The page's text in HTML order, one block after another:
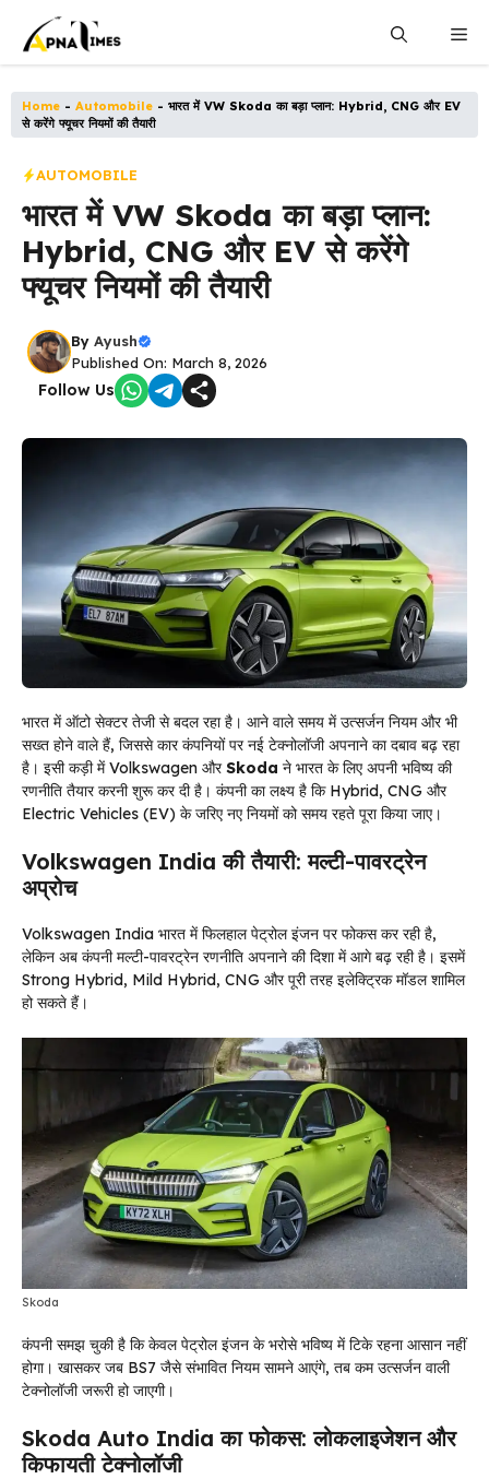
content
Home - Automobile - भारत में VW Skoda का बड़ा प्लान: Hybrid, CNG और EV
से करेंगे फ्यूचर नियमों की तैयारी
AUTOMOBILE
भारत में VW Skoda का बड़ा प्लान:
Hybrid, CNG और EV से करेंगे
फ्यूचर नियमों की तैयारी
By Ayush
Published On: March 8, 2026
Follow Us
भारत में ऑटो सेक्टर तेजी से बदल रहा है। आने वाले समय में उत्सर्जन नियम और भी
सख्त होने वाले हैं, जिससे कार कंपनियों पर नई टेक्नोलॉजी अपनाने का दबाव बढ़ रहा
है। इसी कड़ी में Volkswagen औरSkoda ने भारत के लिए अपनी भविष्य की
रणनीति तैयार करनी शुरू कर दी है। कंपनी का लक्ष्य है कि Hybrid, CNG और
Electric Vehicles (EV) के जरिए नए नियमों को समय रहते पूरा किया जाए।
Volkswagen India की तैयारी: मल्टी-पावरट्रेन
अप्रोच
Volkswagen India भारत में फिलहाल पेट्रोल इंजन पर फोकस कर रही है,
लेकिन अब कंपनी मल्टी-पावरट्रेन रणनीति अपनाने की दिशा में आगे बढ़ रही है। इसमें
Strong Hybrid, Mild Hybrid, CNG और पूरी तरह इलेक्ट्रिक मॉडल शामिल
हो सकते हैं।
Skoda
कंपनी समझ चुकी है कि केवल पेट्रोल इंजन के भरोसे भविष्य में टिके रहना आसान नहीं
होगा। खासकर जब BS7 जैसे संभावित नियम सामने आएंगे, तब कम उत्सर्जन वाली
टेक्नोलॉजी जरूरी हो जाएगी।
Skoda Auto India का फोकस: लोकलाइजेशन और
किफायती टेक्नोलॉजी